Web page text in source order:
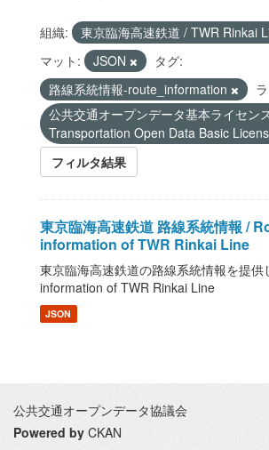
組織: 東京臨海高速鉄道 / TWR Rinkai
マット:
JSON
タグ:
路線系統情報-route_information
公共交通オープンデータ基本ライセン
Transportation Open Data Basic
フィルタ結果
東京臨海高速鉄道 路線系統情報 /
information of TWR Rinkai Line
東京臨海高速鉄道の路線系統情報を提
information of TWR Rinkai Line
JSON
公共交通オープンデータ協議会
Powered by CKAN